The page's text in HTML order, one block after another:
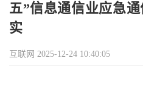
五”信息通信业应急
实
互联网 2025-12-24 10:40:05